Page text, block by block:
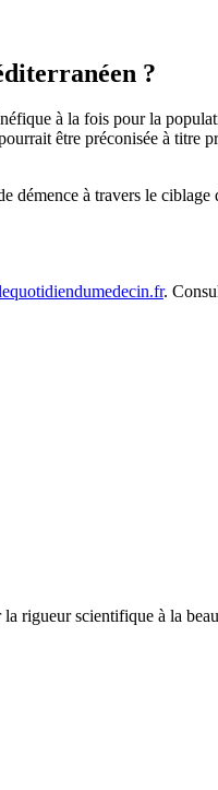
?
à la fois pour la
être préconisée à titre
démence à travers le
.
rigueur scientifique à la